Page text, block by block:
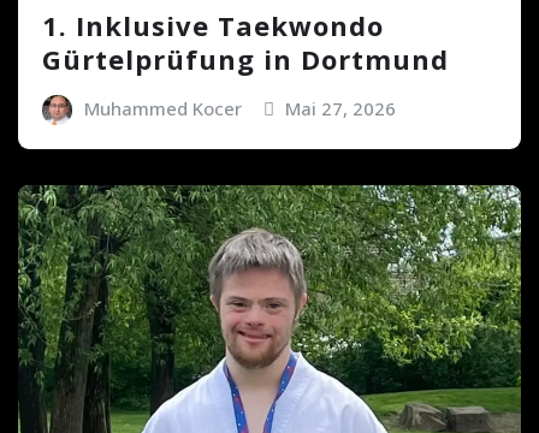
1. Inklusive Taekwondo
Gürtelprüfung in Dortmund
Muhammed Kocer Mai 27, 2026